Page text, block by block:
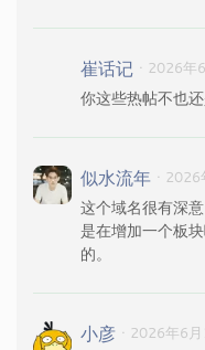
崔话记 · 2026年
你这些热帖不也
似水流年 ·
这个域名很有深
是在增加一个板
的。
小彦 · 2026年6